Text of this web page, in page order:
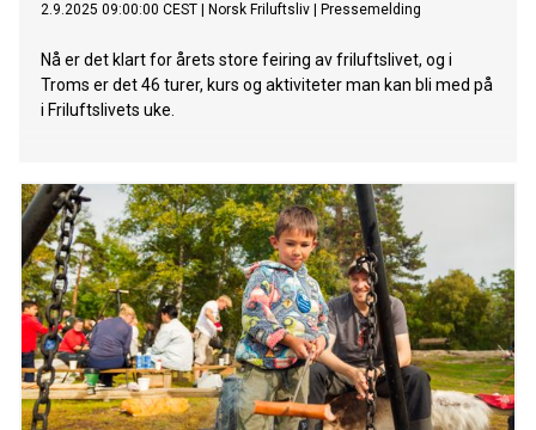
2.9.2025 09:00:00 CEST Norsk Friluftsliv Pressemelding
Nå er det klart for årets store feiring av friluftslivet, og i
Troms er det 46 turer, kurs og aktiviteter man kan bli med på
i Friluftslivets uke.